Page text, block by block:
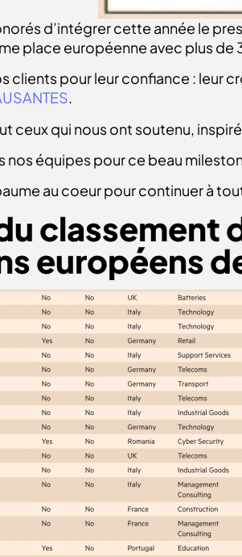
d’intégrer cette année le
place européenne avec plus de
clients pour leur confiance : leur
.
ceux qui nous ont soutenu,
nos équipes pour ce beau
au coeur pour continuer à
classement
européens